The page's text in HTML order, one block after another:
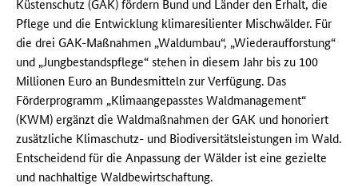
Küstenschutz (GAK) fördern Bund und Länder den Erhalt, die
Pflege und die Entwicklung klimaresilienter Mischwälder. Für
die drei GAK-Maßnahmen „Waldumbau“, „Wiederaufforstung“
und „Jungbestandspflege“ stehen in diesem Jahr bis zu 100
Millionen Euro an Bundesmitteln zur Verfügung. Das
Förderprogramm „Klimaangepasstes Waldmanagement“
(KWM) ergänzt die Waldmaßnahmen der GAK und honoriert
zusätzliche Klimaschutz- und Biodiversitätsleistungen im Wald.
Entscheidend für die Anpassung der Wälder ist eine gezielte
und nachhaltige Waldbewirtschaftung.